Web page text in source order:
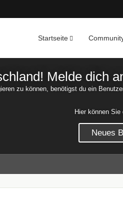
Startseite
Melde dich
zu können, benötigst du ein
Hier können
Neues